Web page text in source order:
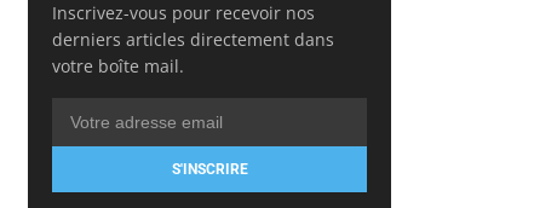
Inscrivez-vous pour recevoir nos
derniers articles directement dans
votre boîte mail.
S'INSCRIRE